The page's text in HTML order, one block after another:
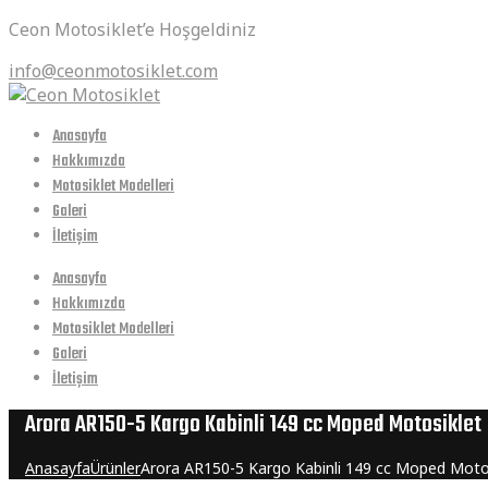
Ceon Motosiklet’e Hoşgeldiniz
info@ceonmotosiklet.com
Anasayfa
Hakkımızda
Motosiklet Modelleri
Galeri
İletişim
Anasayfa
Hakkımızda
Motosiklet Modelleri
Galeri
İletişim
Arora AR150-5 Kargo Kabinli 149 cc Moped Motosiklet
AnasayfaÜrünlerArora AR150-5 Kargo Kabinli 149 cc Moped